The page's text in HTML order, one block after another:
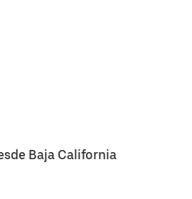
Baja California